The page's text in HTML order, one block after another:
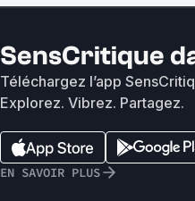
SensCritique
Téléchargez l’app
Explorez. Vibrez. Partagez.
EN SAVOIR PLUS